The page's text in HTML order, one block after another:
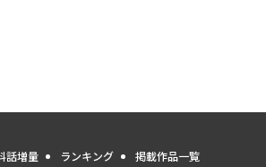
話増量 ランキング 掲載作品一覧